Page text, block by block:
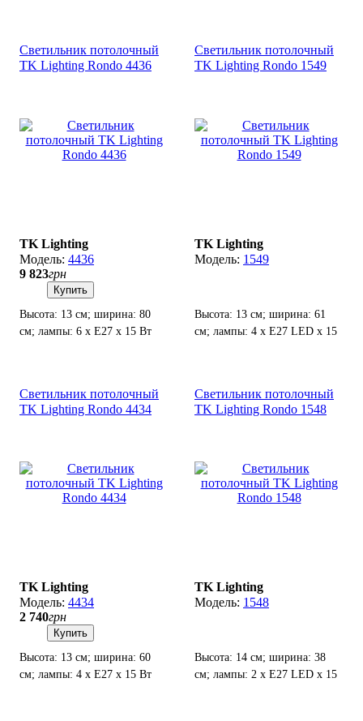
Светильник потолочный
TK Lighting Rondo 4436
TK Lighting
4436
9 823грн
Купить
Высота: 13 см; ширина: 80
см; лампы: 6 х Е27 х 15 Вт
Светильник потолочный
TK Lighting Rondo 1549
TK Lighting
1549
Высота: 13 см; ширина: 61
см; лампы: 4 х Е27 LED х 15
Светильник потолочный
TK Lighting Rondo 4434
TK Lighting
4434
2 740грн
Купить
Высота: 13 см; ширина: 60
см; лампы: 4 х Е27 х 15 Вт
Светильник потолочный
TK Lighting Rondo 1548
TK Lighting
1548
Высота: 14 см; ширина: 38
см; лампы: 2 х Е27 LED х 15